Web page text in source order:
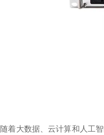
大数据、云计算和人工智